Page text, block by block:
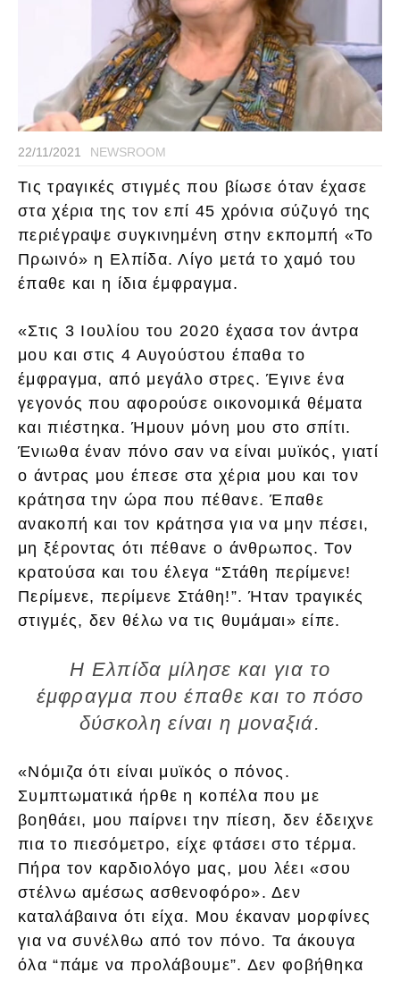
22/11/2021 NEWSROOM
Τις τραγικές στιγμές που βίωσε όταν έχασε
στα χέρια της τον επί 45 χρόνια σύζυγό της
περιέγραψε συγκινημένη στην εκπομπή «Το
Πρωινό» η Ελπίδα. Λίγο μετά το χαμό του
έπαθε και η ίδια έμφραγμα.
«Στις 3 Ιουλίου του 2020 έχασα τον άντρα
μου και στις 4 Αυγούστου έπαθα το
έμφραγμα, από μεγάλο στρες. Έγινε ένα
γεγονός που αφορούσε οικονομικά θέματα
και πιέστηκα. Ήμουν μόνη μου στο σπίτι.
Ένιωθα έναν πόνο σαν να είναι μυϊκός, γιατί
ο άντρας μου έπεσε στα χέρια μου και τον
κράτησα την ώρα που πέθανε. Έπαθε
ανακοπή και τον κράτησα για να μην πέσει,
μη ξέροντας ότι πέθανε ο άνθρωπος. Τον
κρατούσα και του έλεγα “Στάθη περίμενε!
Περίμενε, περίμενε Στάθη!”. Ήταν τραγικές
στιγμές, δεν θέλω να τις θυμάμαι» είπε.
Η Ελπίδα μίλησε και για το
έμφραγμα που έπαθε και το πόσο
δύσκολη είναι η μοναξιά.
«Νόμιζα ότι είναι μυϊκός ο πόνος.
Συμπτωματικά ήρθε η κοπέλα που με
βοηθάει, μου παίρνει την πίεση, δεν έδειχνε
πια το πιεσόμετρο, είχε φτάσει στο τέρμα.
Πήρα τον καρδιολόγο μας, μου λέει «σου
στέλνω αμέσως ασθενοφόρο». Δεν
καταλάβαινα ότι είχα. Μου έκαναν μορφίνες
για να συνέλθω από τον πόνο. Τα άκουγα
όλα “πάμε να προλάβουμε”. Δεν φοβήθηκα